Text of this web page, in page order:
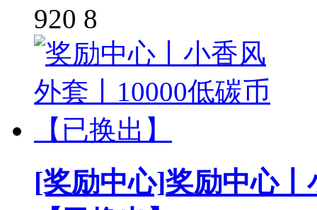
920 8
[奖励中心]奖励中心丨